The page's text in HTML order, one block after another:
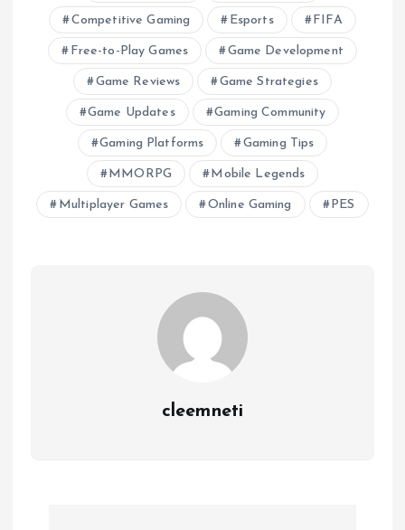
Competitive Gaming Esports FIFA
Free-to-Play Games Game Development
Game Reviews Game Strategies
Game Updates Gaming Community
Gaming Platforms Gaming Tips
MMORPG Mobile Legends
Multiplayer Games Online Gaming PES
cleemneti